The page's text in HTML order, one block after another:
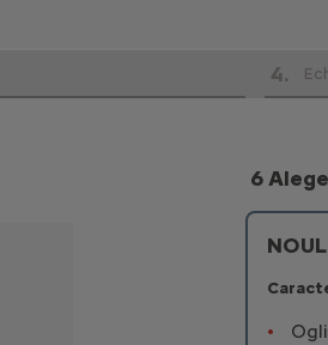
4.
6